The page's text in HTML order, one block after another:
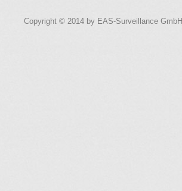
Copyright © 2014 by EAS-Surveillance GmbH